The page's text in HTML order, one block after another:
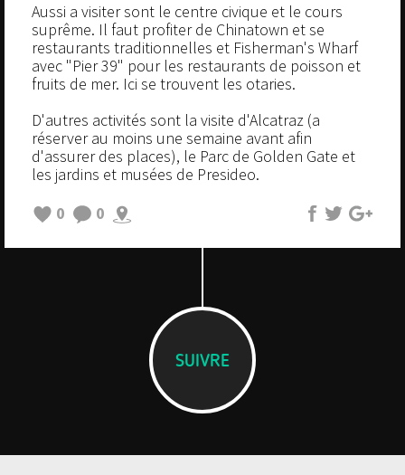
Aussi a visiter sont le centre civique et le cours
suprême. Il faut profiter de Chinatown et se
restaurants traditionnelles et Fisherman's Wharf
avec "Pier 39" pour les restaurants de poisson et
fruits de mer. Ici se trouvent les otaries.
D'autres activités sont la visite d'Alcatraz (a
réserver au moins une semaine avant afin
d'assurer des places), le Parc de Golden Gate et
les jardins et musées de Presideo.
0
0
SUIVRE